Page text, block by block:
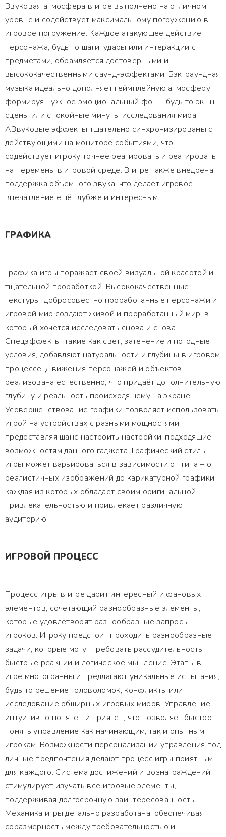
Звуковая атмосфера в игре выполнено на отличном
уровне и содействует максимальному погружению в
игровое погружение. Каждое атакующее действие
персонажа, будь то шаги, удары или интеракции с
предметами, обрамляется достоверными и
высококачественными саунд-эффектами. Бэкграундная
музыка идеально дополняет геймплейную атмосферу,
формируя нужное эмоциональный фон – будь то экшн-
сцены или спокойные минуты исследования мира.
АЗвуковые эффекты тщательно синхронизированы с
действующими на мониторе событиями, что
содействует игроку точнее реагировать и реагировать
на перемены в игровой среде. В игре также внедрена
поддержка объемного звука, что делает игровое
впечатление ещё глубже и интересным.
ГРАФИКА
Графика игры поражает своей визуальной красотой и
тщательной проработкой. Высококачественные
текстуры, добросовестно проработанные персонажи и
игровой мир создают живой и проработанный мир, в
который хочется исследовать снова и снова.
Спецэффекты, такие как свет, затенение и погодные
условия, добавляют натуральности и глубины в игровом
процессе. Движения персонажей и объектов
реализована естественно, что придаёт дополнительную
глубину и реальность происходящему на экране.
Усовершенствование графики позволяет использовать
игрой на устройствах с разными мощностями,
предоставляя шанс настроить настройки, подходящие
возможностям данного гаджета. Графический стиль
игры может варьироваться в зависимости от типа – от
реалистичных изображений до карикатурной графики,
каждая из которых обладает своим оригинальной
привлекательностью и привлекает различную
аудиторию.
ИГРОВОЙ ПРОЦЕСС
Процесс игры в игре дарит интересный и фановых
элементов, сочетающий разнообразные элементы,
которые удовлетворят разнообразные запросы
игроков. Игроку предстоит проходить разнообразные
задачи, которые могут требовать рассудительность,
быстрые реакции и логическое мышление. Этапы в
игре многогранны и предлагают уникальные испытания,
будь то решение головоломок, конфликты или
исследование обширных игровых миров. Управление
интуитивно понятен и приятен, что позволяет быстро
понять управление как начинающим, так и опытным
игрокам. Возможности персонализации управления под
личные предпочтения делают процесс игры приятным
для каждого. Система достижений и вознаграждений
стимулирует изучать все игровые элементы,
поддерживая долгосрочную заинтересованность.
Механика игры детально разработана, обеспечивая
соразмерность между требовательностью и